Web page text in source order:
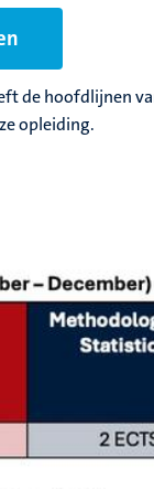
de hoofdlijnen
opleiding.